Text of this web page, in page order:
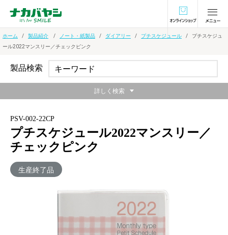
オンラインショ
ホーム 製品紹介 ノート・紙製品 ダイアリー プチスケジュール
プチスケジュ
ール2022マンスリー／チェックピンク
PSV-002-22CP
プチスケジュール2022マンスリー／
チェックピンク
生産終了品
製品検索
詳しく検索